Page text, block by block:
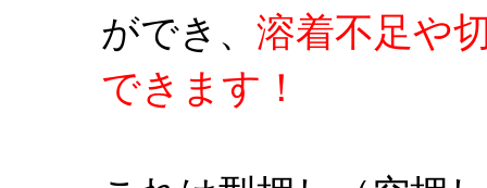
ができ、 溶着不足や
できます！